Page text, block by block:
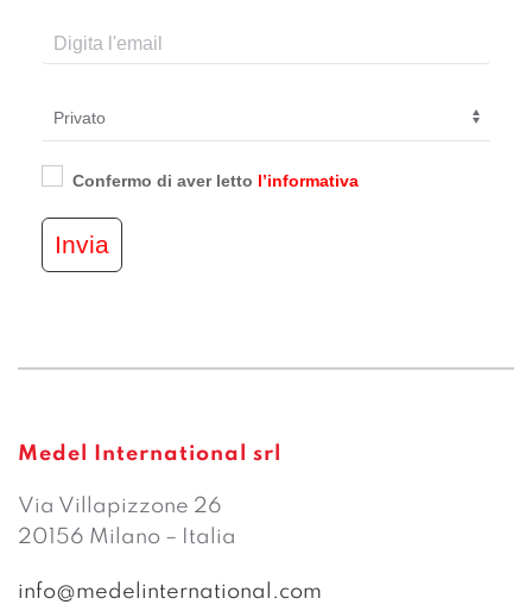
Confermo di aver letto l’informativa
Invia
Medel International srl
Via Villapizzone 26
20156 Milano – Italia
info@medelinternational.com